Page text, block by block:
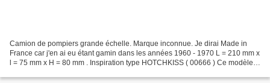
Camion de pompiers grande échelle. Marque inconnue. Je dirai Made in
France car j'en ai eu étant gamin dans les années 1960 - 1970 L = 210 mm x
l = 75 mm x H = 80 mm . Inspiration type HOTCHKISS ( 00666 ) Ce modèle